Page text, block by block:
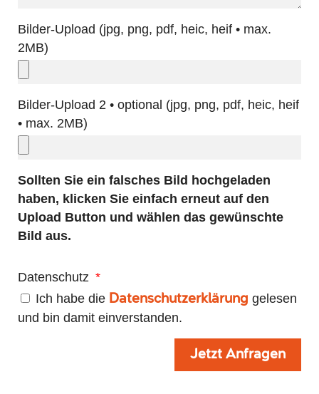
Bilder-Upload (jpg, png, pdf, heic, heif • max.
2MB)
Bilder-Upload 2 • optional (jpg, png, pdf, heic, heif
• max. 2MB)
Sollten Sie ein falsches Bild hochgeladen
haben, klicken Sie einfach erneut auf den
Upload Button und wählen das gewünschte
Bild aus.
Datenschutz
Ich habe die Datenschutzerklärung gelesen
und bin damit einverstanden.
Jetzt Anfragen